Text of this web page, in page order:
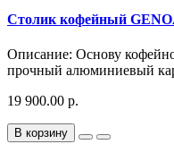
Столик кофейный
Описание: Основу
прочный алюминиевый
19 900.00 р.
В корзину